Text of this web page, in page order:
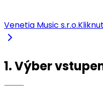
Venetia Music s.r.o.
1. Výber